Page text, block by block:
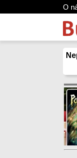
O